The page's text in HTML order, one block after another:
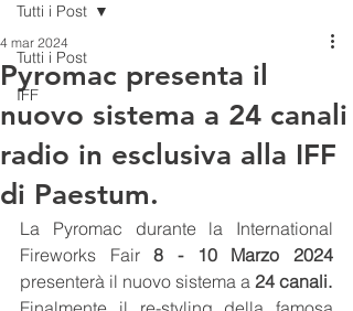
Tutti i Post
IFF
Tutti i Post
Pyromac presenta il
nuovo sistema a 24 canali
radio in esclusiva alla IFF
di Paestum.
4 mar 2024
La Pyromac durante la International
Fireworks Fair 8 - 10 Marzo 2024
presenterà il nuovo sistema a 24 canali.